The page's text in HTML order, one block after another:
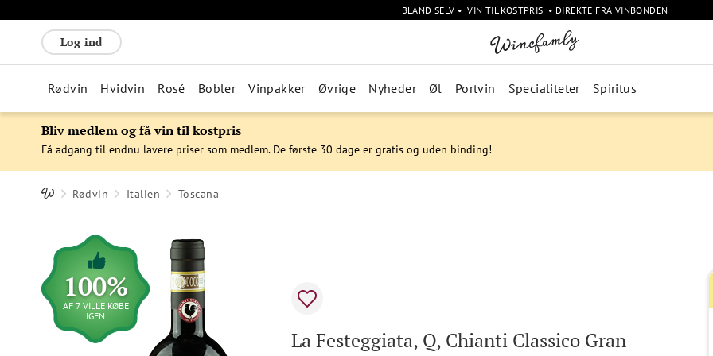
BLAND SELV • VIN TIL KOSTPRIS • DIREKTE FRA VINBONDEN
Log ind
Rødvin Hvidvin Rosé Bobler Vinpakker Øvrige Nyheder Øl Portvin Specialiteter Spiritus
Bliv medlem og få vin til kostpris
Få adgang til endnu lavere priser som medlem. De første 30 dage er gratis og uden binding!
Rødvin Italien Toscana
La Festeggiata, Q, Chianti Classico Gran
100%
AF 7 VILLE KØBE
IGEN